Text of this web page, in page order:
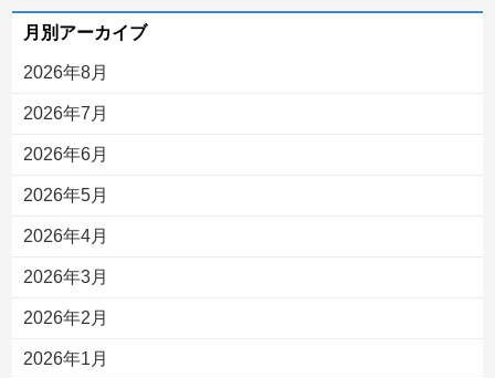
月別アーカイブ
2026年8月
2026年7月
2026年6月
2026年5月
2026年4月
2026年3月
2026年2月
2026年1月